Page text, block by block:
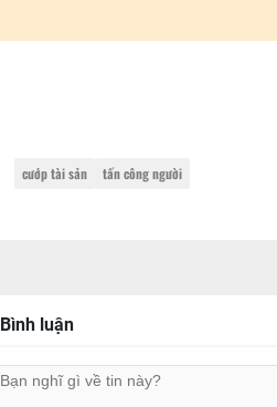
cướp tài sản tấn công người
Bình luận